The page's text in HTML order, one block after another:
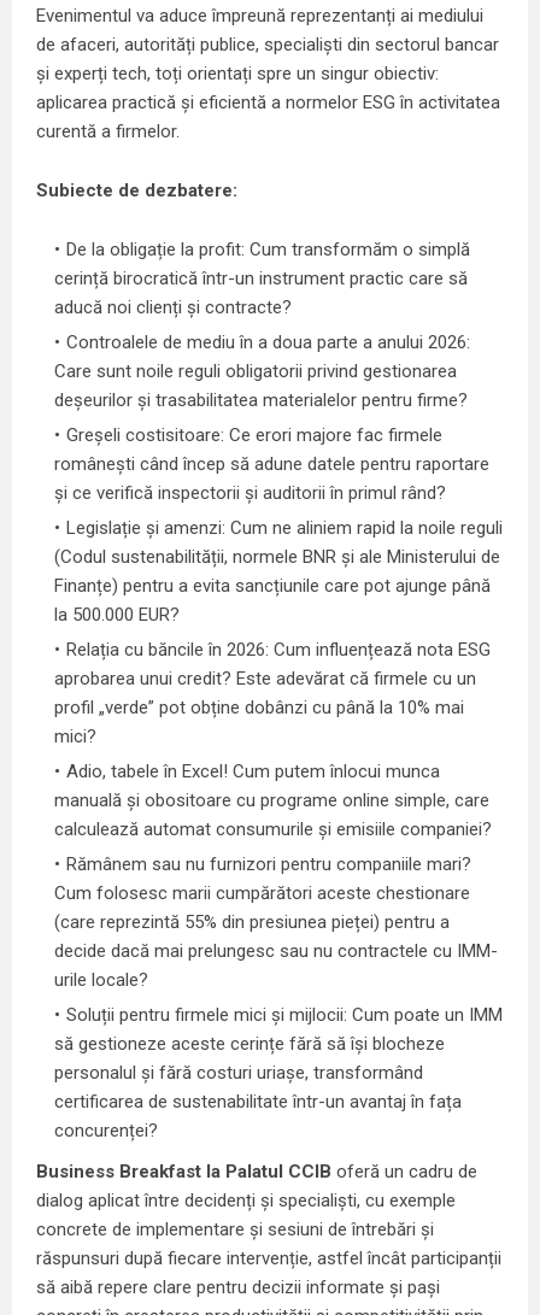
Evenimentul va aduce împreună reprezentanți ai mediului
de afaceri, autorități publice, specialiști din sectorul bancar
și experți tech, toți orientați spre un singur obiectiv:
aplicarea practică și eficientă a normelor ESG în activitatea
curentă a firmelor.
Subiecte de dezbatere:
De la obligație la profit: Cum transformăm o simplă
cerință birocratică într-un instrument practic care să
aducă noi clienți și contracte?
Controalele de mediu în a doua parte a anului 2026:
Care sunt noile reguli obligatorii privind gestionarea
deșeurilor și trasabilitatea materialelor pentru firme?
Greșeli costisitoare: Ce erori majore fac firmele
românești când încep să adune datele pentru raportare
și ce verifică inspectorii și auditorii în primul rând?
Legislație și amenzi: Cum ne aliniem rapid la noile reguli
(Codul sustenabilității, normele BNR și ale Ministerului de
Finanțe) pentru a evita sancțiunile care pot ajunge până
la 500.000 EUR?
Relația cu băncile în 2026: Cum influențează nota ESG
aprobarea unui credit? Este adevărat că firmele cu un
profil „verde” pot obține dobânzi cu până la 10% mai
mici?
Adio, tabele în Excel! Cum putem înlocui munca
manuală și obositoare cu programe online simple, care
calculează automat consumurile și emisiile companiei?
Rămânem sau nu furnizori pentru companiile mari?
Cum folosesc marii cumpărători aceste chestionare
(care reprezintă 55% din presiunea pieței) pentru a
decide dacă mai prelungesc sau nu contractele cu IMM-
urile locale?
Soluții pentru firmele mici și mijlocii: Cum poate un IMM
să gestioneze aceste cerințe fără să își blocheze
personalul și fără costuri uriașe, transformând
certificarea de sustenabilitate într-un avantaj în fața
concurenței?
Business Breakfast la Palatul CCIB oferă un cadru de
dialog aplicat între decidenți și specialiști, cu exemple
concrete de implementare și sesiuni de întrebări și
răspunsuri după fiecare intervenție, astfel încât participanții
să aibă repere clare pentru decizii informate și pași